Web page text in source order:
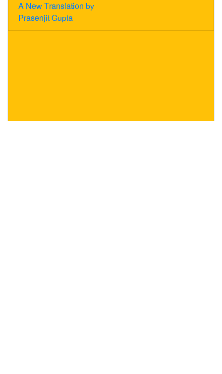
A New Translation by
Prasenjit Gupta